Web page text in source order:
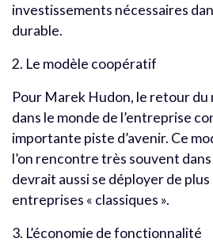
investissements nécessaires
durable.
2. Le modèle coopératif
Pour Marek Hudon, le retour
dans le monde de l’entreprise
importante piste d’avenir. Ce
l’on rencontre très souvent dans
devrait aussi se déployer de
entreprises « classiques ».
3. L’économie de fonctionnalité